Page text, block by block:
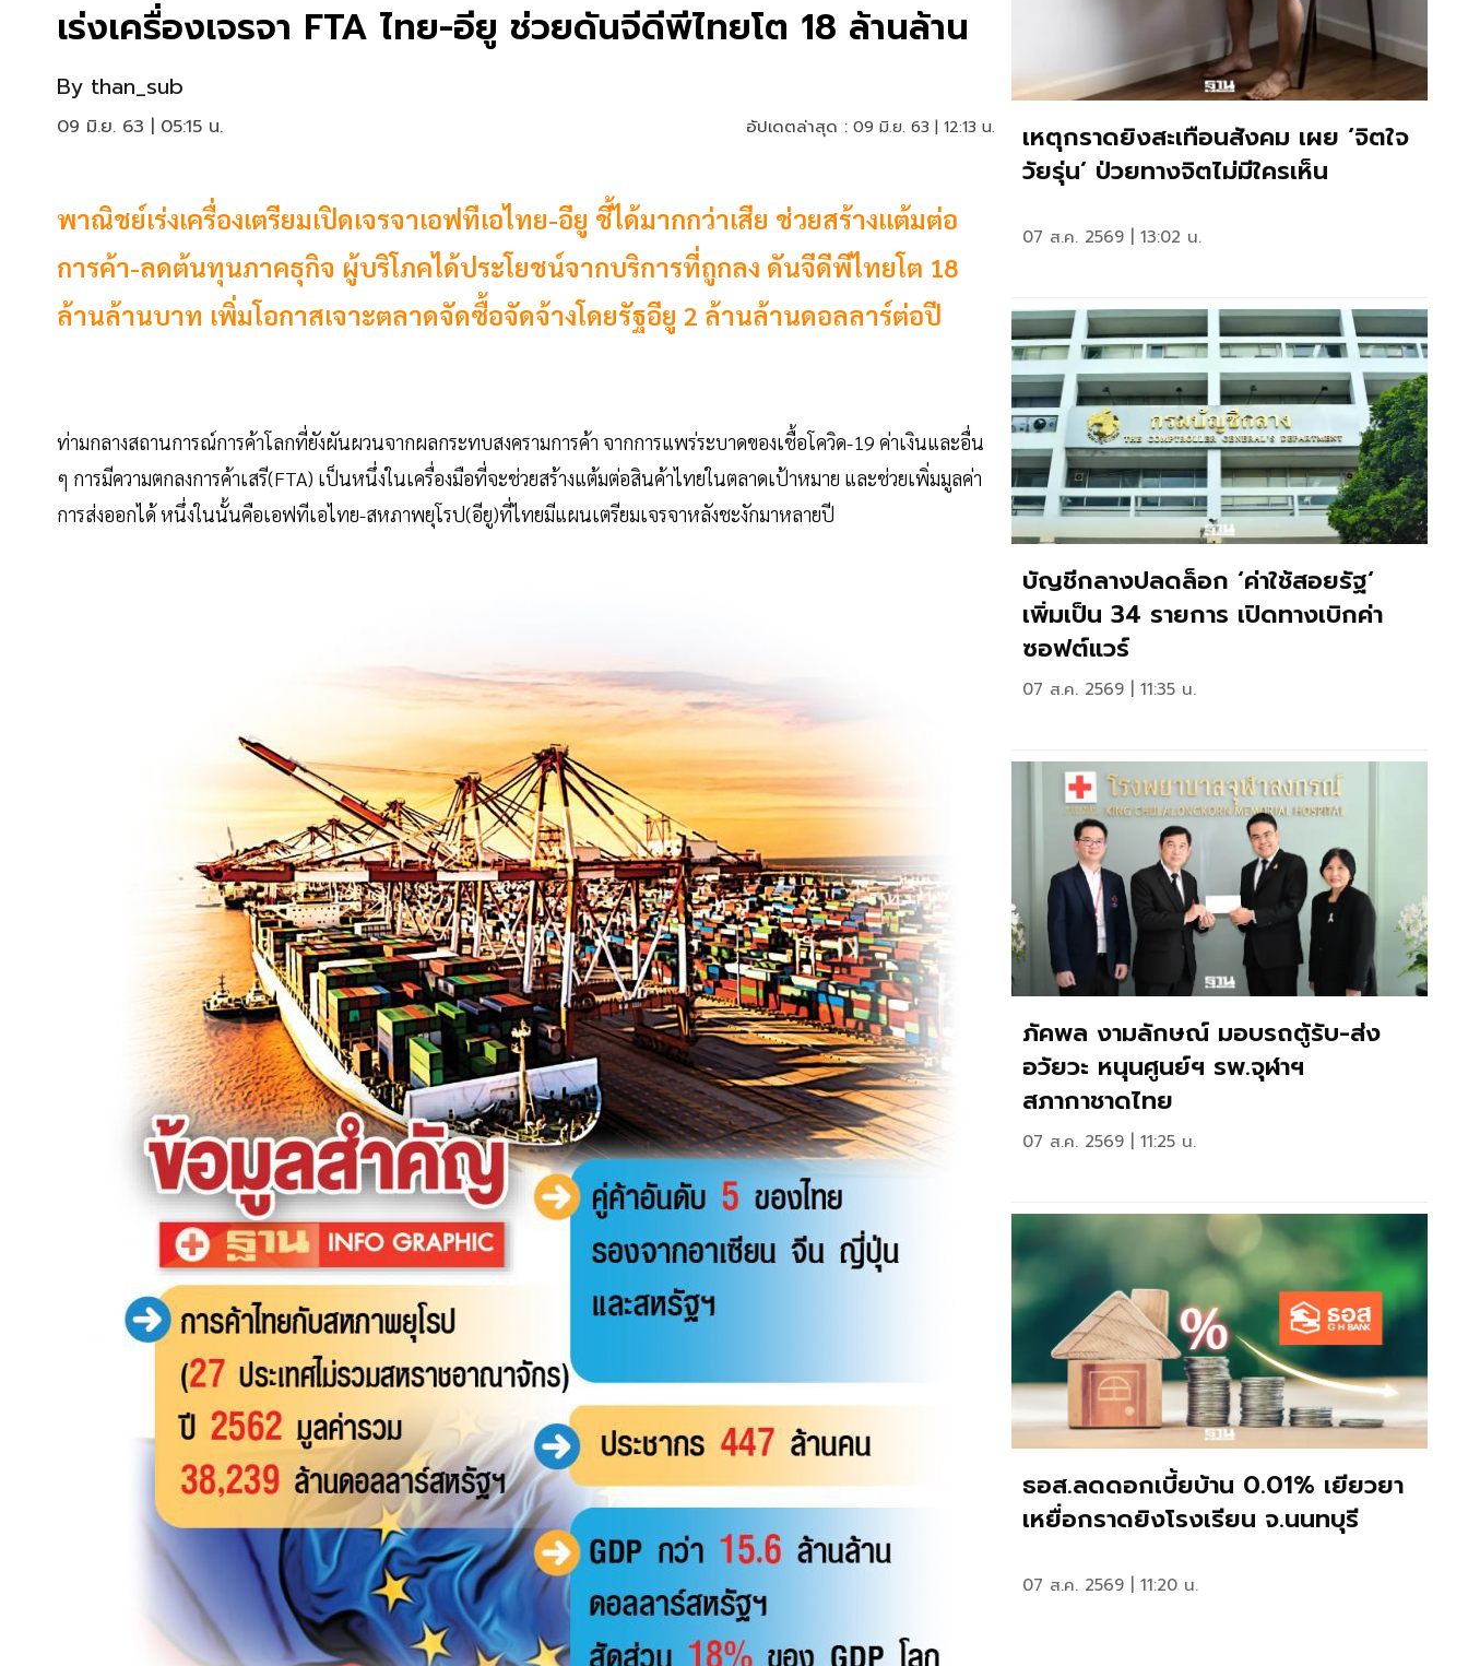
เร่งเครื่องเจรจา FTA ไทย-อียู ช่วยดันจีดีพีไทยโต 18 ล้านล้าน
By than_sub
09 มิ.ย. 63 | 05:15 น. อัปเดตล่าสุด : 09 มิ.ย. 63 | 12:13 น.
พาณิชย์เร่งเครื่องเตรียมเปิดเจรจาเอฟทีเอไทย-อียู ชี้ได้มากกว่าเสีย ช่วยสร้างแต้มต่อ
การค้า-ลดต้นทุนภาคธุกิจ ผู้บริโภคได้ประโยชน์จากบริการที่ถูกลง ดันจีดีพีไทยโต 18
ล้านล้านบาท เพิ่มโอกาสเจาะตลาดจัดซื้อจัดจ้างโดยรัฐอียู 2 ล้านล้านดอลลาร์ต่อปี
ท่ามกลางสถานการณ์การค้าโลกที่ยังผันผวนจากผลกระทบสงครามการค้า จากการแพร่ระบาดของเชื้อโควิด-19 ค่าเงินและอื่น
ๆ การมีความตกลงการค้าเสรี(FTA) เป็นหนึ่งในเครื่องมือที่จะช่วยสร้างแต้มต่อสินค้าไทยในตลาดเป้าหมาย และช่วยเพิ่มมูลค่า
การส่งออกได้ หนึ่งในนั้นคือเอฟทีเอไทย-สหภาพยุโรป(อียู)ที่ไทยมีแผนเตรียมเจรจาหลังชะงักมาหลายปี
เหตุกราดยิงสะเทือนสังคม เผย ‘จิตใจ
วัยรุ่น’ ป่วยทางจิตไม่มีใครเห็น
07 ส.ค. 2569 | 13:02 น.
บัญชีกลางปลดล็อก ‘ค่าใช้สอยรัฐ‘
เพิ่มเป็น 34 รายการ เปิดทางเบิกค่า
ซอฟต์แวร์
07 ส.ค. 2569 | 11:35 น.
ภัคพล งามลักษณ์ มอบรถตู้รับ-ส่ง
อวัยวะ หนุนศูนย์ฯ รพ.จุฬาฯ
สภากาชาดไทย
07 ส.ค. 2569 | 11:25 น.
ธอส.ลดดอกเบี้ยบ้าน 0.01% เยียวยา
เหยื่อกราดยิงโรงเรียน จ.นนทบุรี
07 ส.ค. 2569 | 11:20 น.